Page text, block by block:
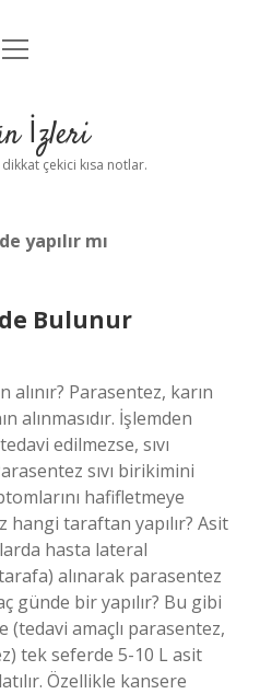
Uyarı
menüyü
İzleri
çekici kısa notlar.
yapılır mı
Bulunur
alınır? Parasentez, karın
alınmasıdır. İşlemden
edilmezse, sıvı
sıvı birikimini
hafifletmeye
hangi taraftan yapılır? Asit
hasta lateral
alınarak parasentez
günde bir yapılır? Bu gibi
amaçlı parasentez,
tek seferde 5-10 L asit
Özellikle kansere